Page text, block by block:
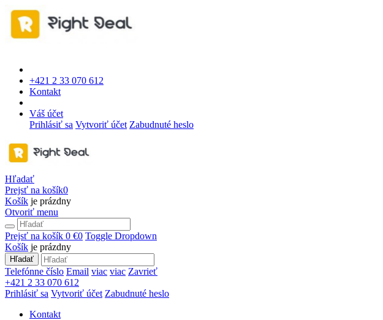
+421 2 33 070 612
Kontakt
Váš účet
Prihlásiť sa Vytvoriť účet Zabudnuté heslo
Hľadať
Prejsť na košík0
Košík je prázdny
Otvoriť menu
Prejsť na košík 0 €0 Toggle Dropdown
Košík je prázdny
Hľadať
Telefónne číslo Email viac viac Zavrieť
+421 2 33 070 612
Prihlásiť sa Vytvoriť účet Zabudnuté heslo
Kontakt